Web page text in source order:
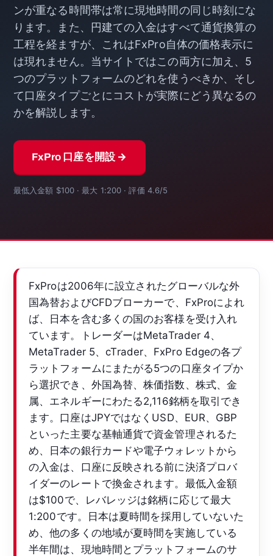
ンが重なる時間帯は常に現地時間の同じ時刻にな
ります。また、円建ての入金はすべて通貨換算の
工程を経ますが、これはFxPro自体の価格表示に
は現れません。当サイトではこの両方に加え、5
つのプラットフォームのどれを使うべきか、そし
て口座タイプごとにコストが実際にどう異なるの
かを解説します。
FxPro 口座を開設 →
最低入金額 $100 · 最大 1:200 · 評価 4.6/5
FxProは2006年に設立されたグローバルな外
国為替およびCFDブローカーで、FxProによれ
ば、日本を含む多くの国のお客様を受け入れ
ています。トレーダーはMetaTrader 4、
MetaTrader 5、cTrader、FxPro Edgeの各プ
ラットフォームにまたがる5つの口座タイプか
ら選択でき、外国為替、株価指数、株式、金
属、エネルギーにわたる2,116銘柄を取引でき
ます。口座はJPYではなくUSD、EUR、GBP
といった主要な基軸通貨で資金管理されるた
め、日本の銀行カードや電子ウォレットから
の入金は、口座に反映される前に決済プロバ
イダーのレートで換金されます。最低入金額
は$100で、レバレッジは銘柄に応じて最大
1:200です。日本は夏時間を採用していないた
め、他の多くの地域が夏時間を実施している
半年間は、現地時間とプラットフォームのサ